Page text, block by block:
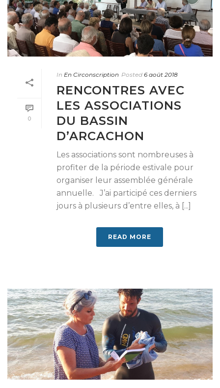
0
In En Circonscription Posted 6 août 2018
RENCONTRES AVEC
LES ASSOCIATIONS
DU BASSIN
D’ARCACHON
Les associations sont nombreuses à
profiter de la période estivale pour
organiser leur assemblée générale
annuelle. J’ai participé ces derniers
jours à plusieurs d’entre elles, à [...]
READ MORE